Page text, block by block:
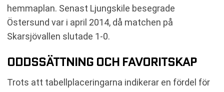
hemmaplan. Senast Ljungskile besegrade
Östersund var i april 2014, då matchen på
Skarsjövallen slutade 1-0.
ODDSSÄTTNING OCH FAVORITSKAP
Trots att tabellplaceringarna indikerar en fördel för